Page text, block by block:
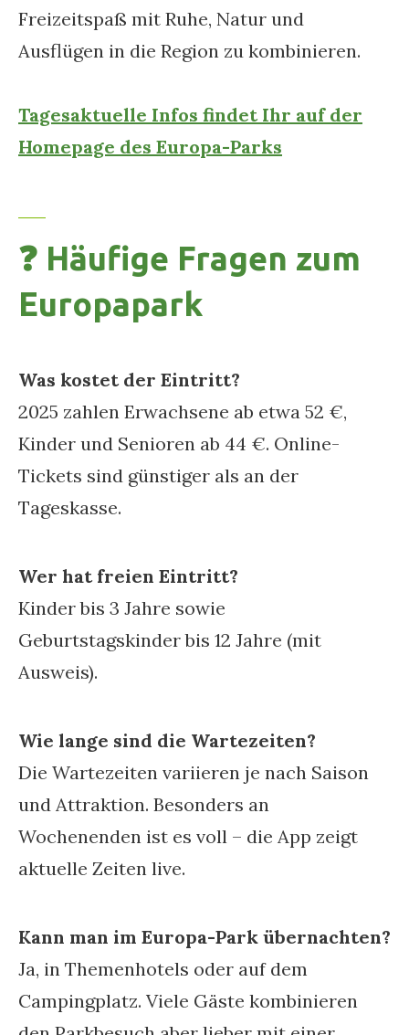
Freizeitspaß mit Ruhe, Natur und
Ausflügen in die Region zu kombinieren.
Tagesaktuelle Infos findet Ihr auf der
Homepage des Europa-Parks
❓ Häufige Fragen zum
Europapark
Was kostet der Eintritt?
2025 zahlen Erwachsene ab etwa 52 €,
Kinder und Senioren ab 44 €. Online-
Tickets sind günstiger als an der
Tageskasse.
Wer hat freien Eintritt?
Kinder bis 3 Jahre sowie
Geburtstagskinder bis 12 Jahre (mit
Ausweis).
Wie lange sind die Wartezeiten?
Die Wartezeiten variieren je nach Saison
und Attraktion. Besonders an
Wochenenden ist es voll – die App zeigt
aktuelle Zeiten live.
Kann man im Europa-Park übernachten?
Ja, in Themenhotels oder auf dem
Campingplatz. Viele Gäste kombinieren